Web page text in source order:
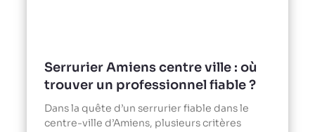
Serrurier Amiens centre ville : où
trouver un professionnel fiable ?
Dans la quête d’un serrurier fiable dans le
centre-ville d’Amiens, plusieurs critères